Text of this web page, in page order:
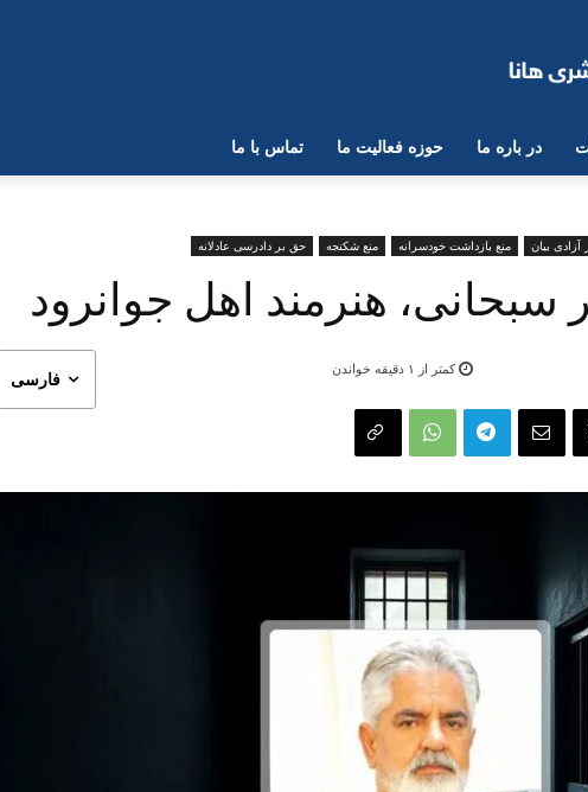
در بارە ما حوزه فعالیت ما تماس با ما
بیان منع بازداشت خودسرانه منع شکنجه حق بر دادرسی عادلانه
سبحانی، هنرمند اهل جوانرود
فارسی کمتر از ۱ دقیقه خواندن